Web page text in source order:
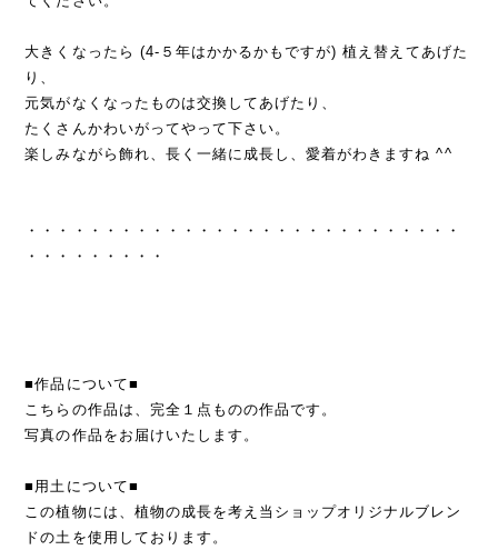
大きくなったら (4-５年はかかるかもですが) 植え替えてあげた
り、
元気がなくなったものは交換してあげたり、
たくさんかわいがってやって下さい。
楽しみながら飾れ、長く一緒に成長し、愛着がわきますね ^^
・・・・・・・・・・・・・・・・・・・・・・・・・・・・
・・・・・・・・・
■作品について■
こちらの作品は、完全１点ものの作品です。
写真の作品をお届けいたします。
■用土について■
この植物には、植物の成長を考え当ショップオリジナルブレン
ドの土を使用しております。